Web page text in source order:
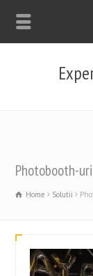
Photobooth-
Home Solutii